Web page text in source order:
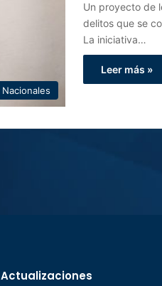
Nacionales
Un proyecto de
delitos que se
La iniciativa…
Leer más »
Actualizaciones